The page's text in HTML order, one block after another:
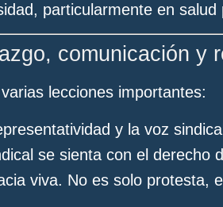
particularmente en salud
comunicación y
lecciones importantes:
y la voz sindical
se sienta con el derecho
viva. No es solo protesta,